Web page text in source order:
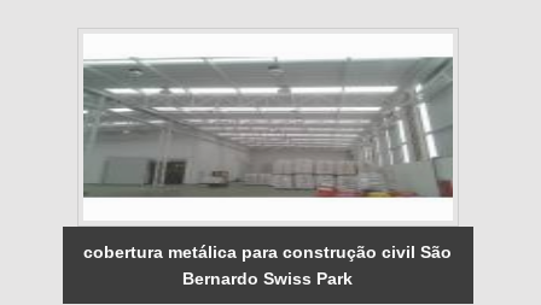
cobertura metálica para construção civil São
Bernardo Swiss Park